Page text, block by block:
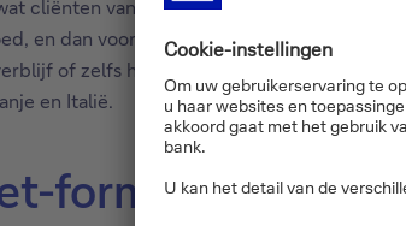
cliënten van Deutsche Bank hun
en dan vooral voor
of zelfs het plaatsen van een
en Italië.
formule in trek